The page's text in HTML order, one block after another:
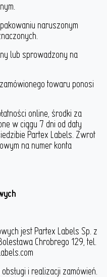
naruszonym
lub sprowadzony na
towaru ponosi
online, środki za
w ciągu 7 dni od daty
Partex Labels. Zwrot
na numer konta
jest Partex Labels Sp. z
Chrobrego 129, tel.
i realizacji zamówień.